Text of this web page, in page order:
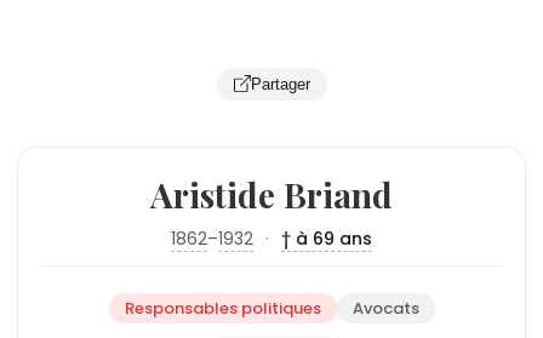
Partager
Aristide Briand
1862–1932 · † à 69 ans
Responsables politiques Avocats